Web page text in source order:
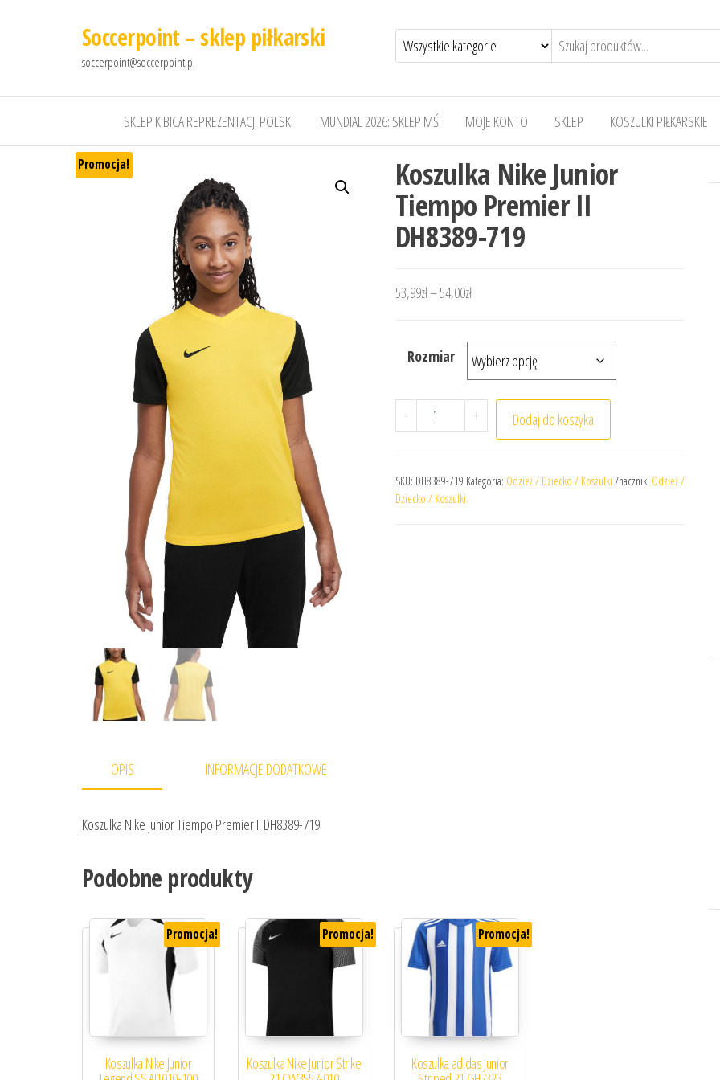
Soccerpoint – sklep piłkarski
soccerpoint@soccerpoint.pl
SKLEP KIBICA REPREZENTACJI POLSKI MUNDIAL 2026: SKLEP MŚ MOJE KONTO SKLEP KOSZULKI PIŁKARSKIE
Promocja! Koszulka Nike Junior
Tiempo Premier II
DH8389-719
53,99zł–54,00złZakres cen: od 53,99zł do 54,00zł
Rozmiar
- ilość Koszulka Nike Junior Tiempo Premier II DH8389-
+ Dodaj do koszyka
SKU: DH8389-719 Kategoria: Odzież / Dziecko / Koszulki Znacznik: Odzież /
Dziecko / Koszulki
OPIS INFORMACJE DODATKOWE
Koszulka Nike Junior Tiempo Premier II DH8389-719
Podobne produkty
Promocja!
Koszulka Nike Junior
Promocja!
Koszulka Nike Junior Strike
Promocja!
Koszulka adidas Junior